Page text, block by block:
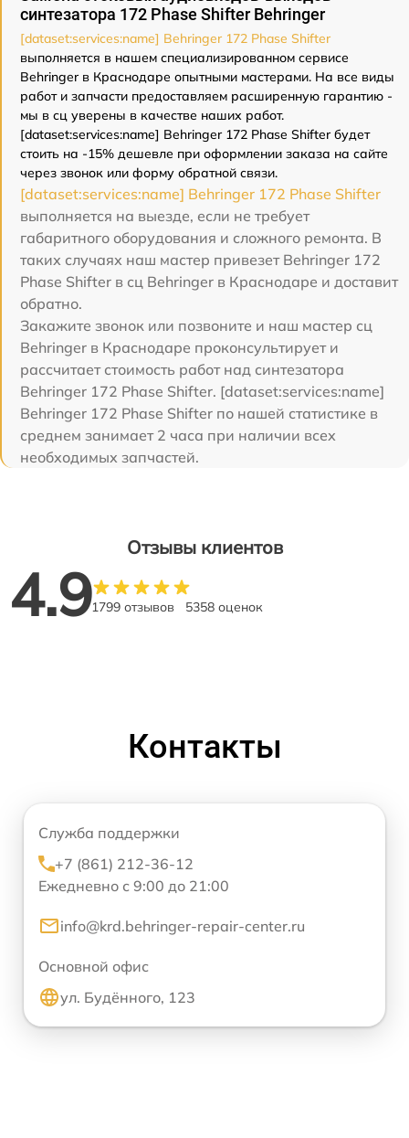
синтезатора 172 Phase Shifter Behringer
[dataset:services:name] Behringer 172 Phase Shifter
выполняется в нашем специализированном сервисе
Behringer в Краснодаре опытными мастерами. На все виды
работ и запчасти предоставляем расширенную гарантию -
мы в сц уверены в качестве наших работ.
[dataset:services:name] Behringer 172 Phase Shifter будет
стоить на -15% дешевле при оформлении заказа на сайте
через звонок или форму обратной связи.
[dataset:services:name] Behringer 172 Phase Shifter
выполняется на выезде, если не требует
габаритного оборудования и сложного ремонта. В
таких случаях наш мастер привезет Behringer 172
Phase Shifter в сц Behringer в Краснодаре и доставит
обратно.
Закажите звонок или позвоните и наш мастер сц
Behringer в Краснодаре проконсультирует и
рассчитает стоимость работ над синтезатора
Behringer 172 Phase Shifter. [dataset:services:name]
Behringer 172 Phase Shifter по нашей статистике в
среднем занимает 2 часа при наличии всех
необходимых запчастей.
Отзывы клиентов
4.91799 отзывов 5358 оценок
Контакты
Служба поддержки
+7 (861) 212-36-12
Ежедневно с 9:00 до 21:00
info@krd.behringer-repair-center.ru
Основной офис
ул. Будённого, 123